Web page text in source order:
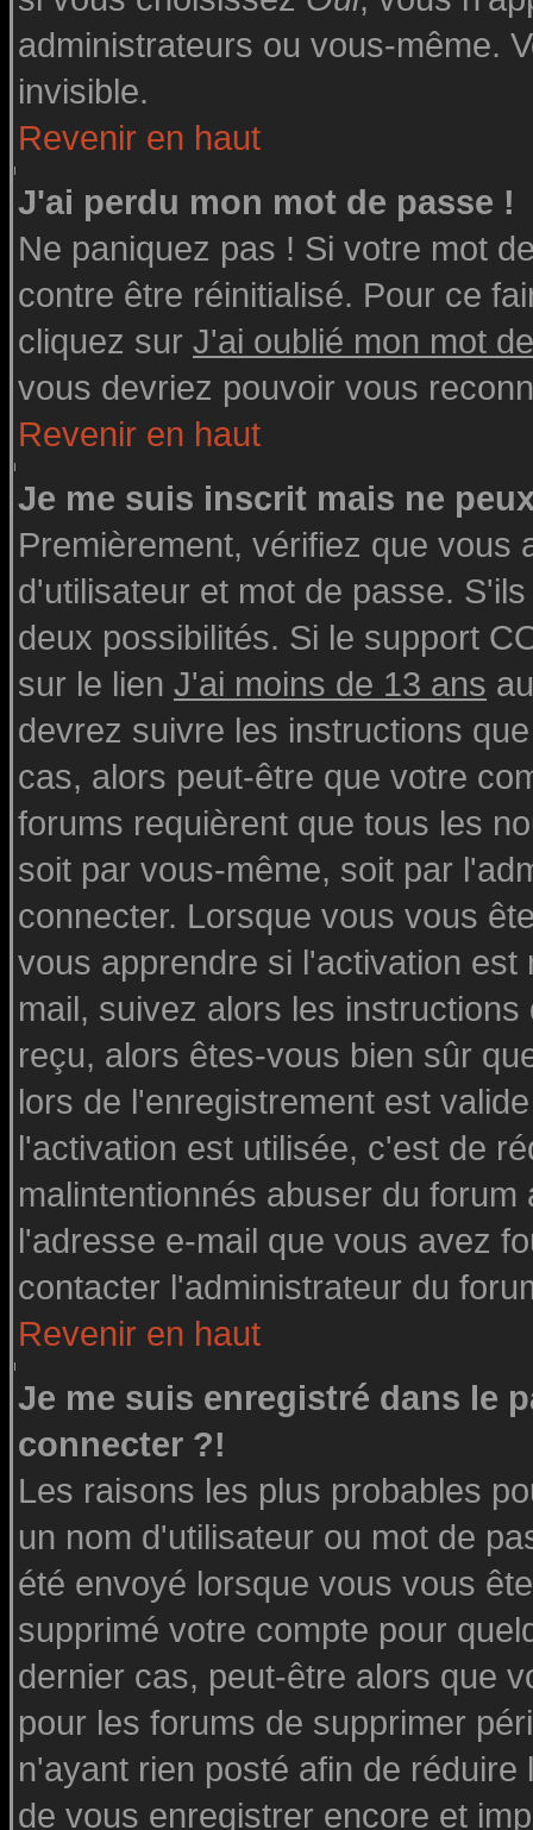
administrateurs ou vous-même.
invisible.
Revenir en haut
J'ai perdu mon mot de passe !
Ne paniquez pas ! Si votre mot
contre être réinitialisé. Pour ce
cliquez sur J'ai oublié mon mot
vous devriez pouvoir vous
Revenir en haut
Je me suis inscrit mais ne
Premièrement, vérifiez que
d'utilisateur et mot de passe.
deux possibilités. Si le support
sur le lien J'ai moins de 13 ans
devrez suivre les instructions
cas, alors peut-être que votre
forums requièrent que tous les
soit par vous-même, soit par
connecter. Lorsque vous vous
vous apprendre si l'activation
mail, suivez alors les
reçu, alors êtes-vous bien sûr
lors de l'enregistrement est
l'activation est utilisée, c'est de
malintentionnés abuser du
l'adresse e-mail que vous avez
contacter l'administrateur du
Revenir en haut
Je me suis enregistré dans le
connecter ?!
Les raisons les plus probables
un nom d'utilisateur ou mot de
été envoyé lorsque vous vous
supprimé votre compte pour
dernier cas, peut-être alors que
pour les forums de supprimer
n'ayant rien posté afin de
de vous enregistrer encore et